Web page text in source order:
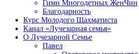
Гимн Многодетных ЖенЧин
Благодарность
Курс Молодого Шахматиста
Канал «Лучезарная семья»
О Лучезарной Семье
Павел